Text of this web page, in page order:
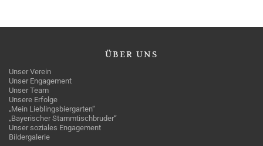
ÜBER UNS
Unser Verein
Unser Engagement
Unser Team
Unsere Erfolge
„Mein Lieblingsbiergarten“
„Bayerischer Stammtischbruder“
Unser soziales Engagement
Bildergalerie